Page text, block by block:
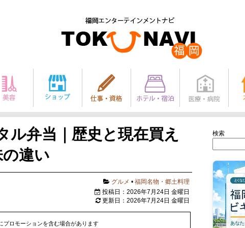
ル弁当｜歴史と現在買え
違い
グルメ • 福岡名物・郷土料理
投稿日：2026年7月24日 金曜日
更新日：2026年7月24日 金曜日
プロモーションを含む場合があります
検索